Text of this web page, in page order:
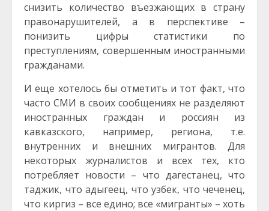
снизить количество въезжающих в страну
правонарушителей, а в перспективе –
понизить цифры статистики по
преступлениям, совершенным иностранными
гражданами.
И еще хотелось бы отметить и тот факт, что
часто СМИ в своих сообщениях не разделяют
иностранных граждан и россиян из
кавказского, например, региона, т.е.
внутренних и внешних мигрантов. Для
некоторых журналистов и всех тех, кто
потребляет новости – что дагестанец, что
таджик, что адыгеец, что узбек, что чеченец,
что киргиз – все едино; все «мигранты» – хоть